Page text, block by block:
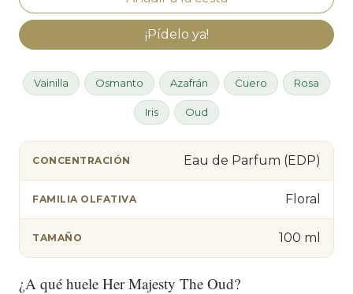
¡Pídelo ya!
Vainilla Osmanto Azafrán Cuero Rosa
Iris Oud
CONCENTRACIÓN Eau de Parfum (EDP)
FAMILIA OLFATIVA Floral
TAMAÑO 100 ml
¿A qué huele Her Majesty The Oud?